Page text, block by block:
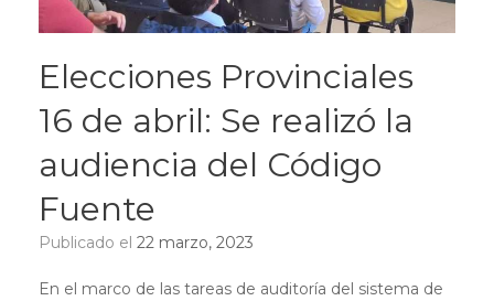
Elecciones Provinciales
16 de abril: Se realizó la
audiencia del Código
Fuente
Publicado el 22 marzo, 2023
En el marco de las tareas de auditoría del sistema de